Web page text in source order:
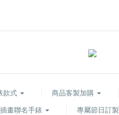
款式 商品客製加購
插畫聯名手錶
專屬節日訂製